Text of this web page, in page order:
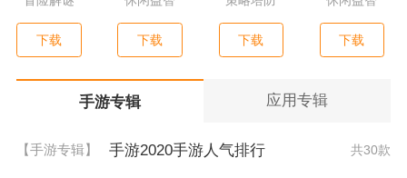
下载 下载 下载 下载
手游专辑 应用专辑
【手游专辑】 手游2020手游人气排行 共30款